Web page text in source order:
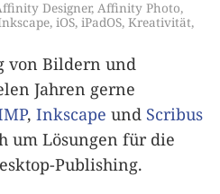
Designer, Affinity Photo,
, iOS, iPadOS, Kreativität,
von Bildern und
Jahren gerne
, Inkscape und Scribus
um Lösungen für die
Publishing.